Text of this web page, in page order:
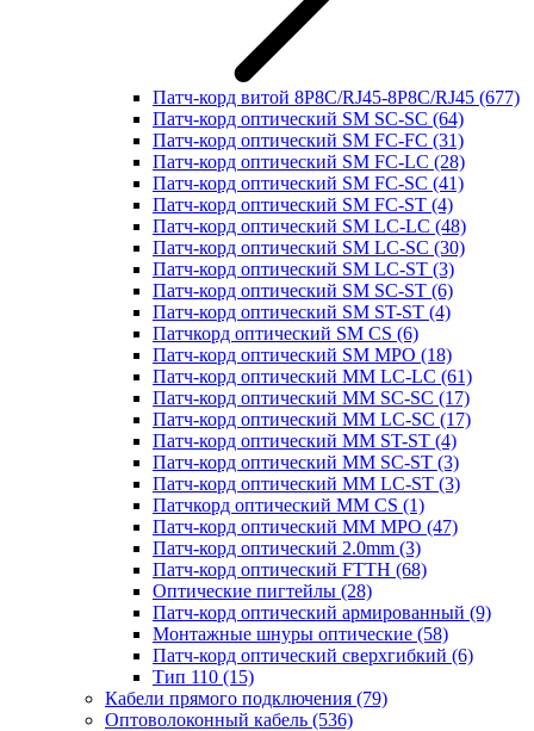
Патч-корд витой 8P8C/RJ45-8P8C/RJ45 (677)
Патч-корд оптический SM SC-SC (64)
Патч-корд оптический SM FC-FC (31)
Патч-корд оптический SM FC-LC (28)
Патч-корд оптический SM FC-SC (41)
Патч-корд оптический SM FC-ST (4)
Патч-корд оптический SM LC-LC (48)
Патч-корд оптический SM LC-SC (30)
Патч-корд оптический SM LC-ST (3)
Патч-корд оптический SM SC-ST (6)
Патч-корд оптический SM ST-ST (4)
Патчкорд оптический SM CS (6)
Патч-корд оптический SM MPO (18)
Патч-корд оптический MM LC-LC (61)
Патч-корд оптический MM SC-SC (17)
Патч-корд оптический MM LC-SC (17)
Патч-корд оптический MM ST-ST (4)
Патч-корд оптический MM SC-ST (3)
Патч-корд оптический MM LC-ST (3)
Патчкорд оптический MM CS (1)
Патч-корд оптический MM MPO (47)
Патч-корд оптический 2.0mm (3)
Патч-корд оптический FTTH (68)
Оптические пигтейлы (28)
Патч-корд оптический армированный (9)
Монтажные шнуры оптические (58)
Патч-корд оптический сверхгибкий (6)
Тип 110 (15)
Кабели прямого подключения (79)
Оптоволоконный кабель (536)